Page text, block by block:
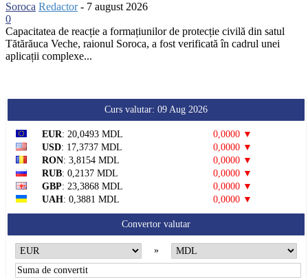
Soroca Redactor - 7 august 2026
0
Capacitatea de reacție a formațiunilor de protecție civilă din satul
Tătărăuca Veche, raionul Soroca, a fost verificată în cadrul unei
aplicații complexe...
Curs valutar: 09 Aug 2026
EUR: 20,0493 MDL
0,0000 ▼
USD: 17,3737 MDL
0,0000 ▼
RON: 3,8154 MDL
0,0000 ▼
RUB: 0,2137 MDL
0,0000 ▼
GBP: 23,3868 MDL
0,0000 ▼
UAH: 0,3881 MDL 0,0000 ▼
Convertor valutar
»